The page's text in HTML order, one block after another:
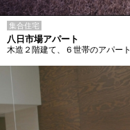
集合住宅
八日市場アパート
木造２階建て、６世帯のアパート